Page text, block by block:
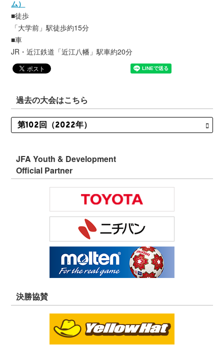
ム）
■徒歩
「大学前」駅徒歩約15分
■車
JR・近江鉄道「近江八幡」駅車約20分
過去の大会はこちら
JFA Youth & Development
Official Partner
決勝協賛